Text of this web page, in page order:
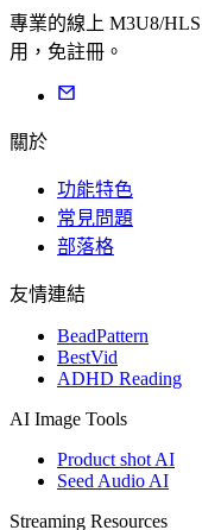
專業的線上 M3U8/
用，免註冊。
關於
功能特色
常見問題
部落格
友情連結
BeadPattern
BestVid
ADHD Reading
AI Image Tools
Product shot AI
Seed Audio AI
Streaming Resources